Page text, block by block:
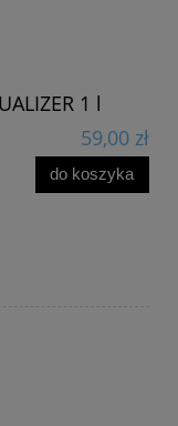
1 l
59,00 zł
do koszyka